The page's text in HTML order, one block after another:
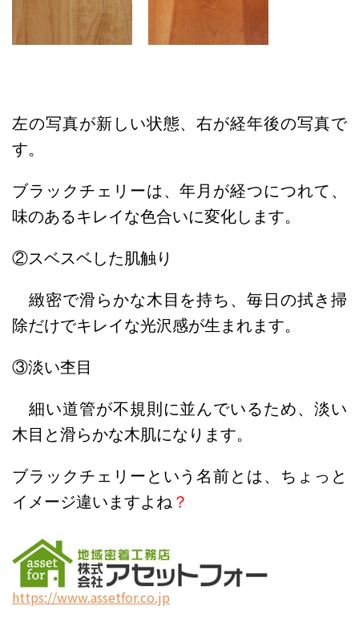
左の写真が新しい状態、右が経年後の写真で
す。
ブラックチェリーは、年月が経つにつれて、
味のあるキレイな色合いに変化します。
②スベスベした肌触り
緻密で滑らかな木目を持ち、毎日の拭き掃
除だけでキレイな光沢感が生まれます。
③淡い杢目
細い道管が不規則に並んでいるため、淡い
木目と滑らかな木肌になります。
ブラックチェリーという名前とは、ちょっと
イメージ違いますよね ？
https://www.assetfor.co.jp